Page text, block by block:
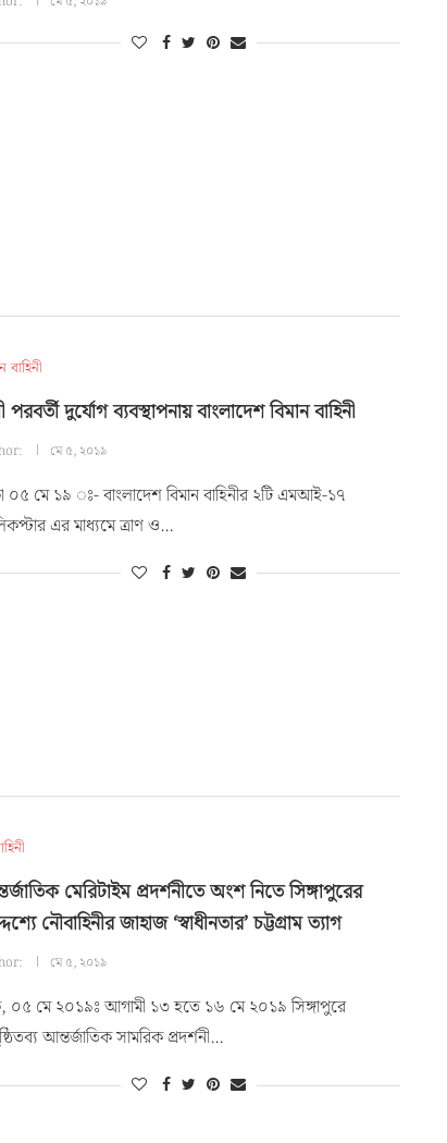
বাহিনী
দুর্যোগ ব্যবস্থাপনায় বাংলাদেশ বিমান বাহিনী
মে ৫, ২০১৯
০৫ মে ১৯ ঃ- বাংলাদেশ বিমান বাহিনীর ২টি এমআই-১৭
এর মাধ্যমে ত্রাণ ও…
মেরিটাইম প্রদর্শনীতে অংশ নিতে সিঙ্গাপুরের
নৌবাহিনীর জাহাজ ‘স্বাধীনতার’ চট্টগ্রাম ত্যাগ
মে ৫, ২০১৯
০৫ মে ২০১৯ঃ আগামী ১৩ হতে ১৬ মে ২০১৯ সিঙ্গাপুরে
আন্তর্জাতিক সামরিক প্রদর্শনী…